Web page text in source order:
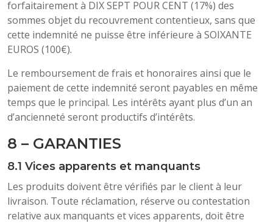
forfaitairement à DIX SEPT POUR CENT (17%) des
sommes objet du recouvrement contentieux, sans que
cette indemnité ne puisse être inférieure à SOIXANTE
EUROS (100€).
Le remboursement de frais et honoraires ainsi que le
paiement de cette indemnité seront payables en même
temps que le principal. Les intérêts ayant plus d’un an
d’ancienneté seront productifs d’intérêts.
8 – GARANTIES
8.1 Vices apparents et manquants
Les produits doivent être vérifiés par le client à leur
livraison. Toute réclamation, réserve ou contestation
relative aux manquants et vices apparents, doit être